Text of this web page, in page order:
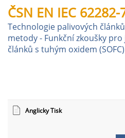
ČSN EN IEC 62282-
Technologie palivových
metody - Funkční zkoušky
článků s tuhým oxidem (SOFC)
Anglicky Tisk